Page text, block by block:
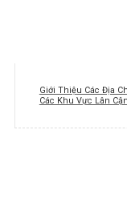
Giới Thiệu Các Địa
Các Khu Vực Lân Cận